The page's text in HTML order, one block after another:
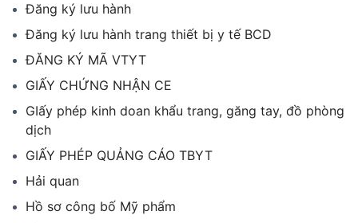
Đăng ký lưu hành
Đăng ký lưu hành trang thiết bị y tế BCD
ĐĂNG KÝ MÃ VTYT
GIẤY CHỨNG NHẬN CE
GIấy phép kinh doan khẩu trang, găng tay, đồ phòng
dịch
GIẤY PHÉP QUẢNG CÁO TBYT
Hải quan
Hồ sơ công bố Mỹ phẩm